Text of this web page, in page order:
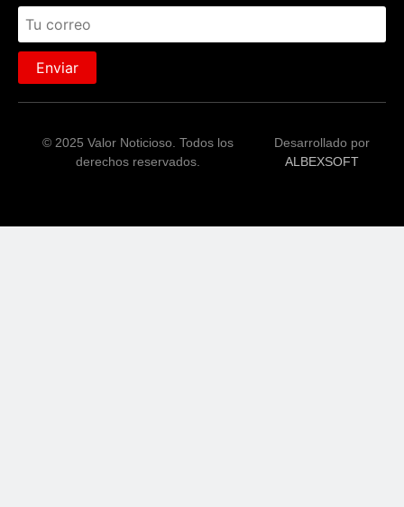
Enviar
© 2025 Valor Noticioso. Todos los
derechos reservados.
Desarrollado por
ALBEXSOFT